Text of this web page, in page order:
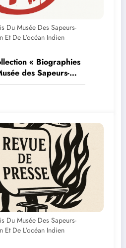
Du Musée Des Sapeurs-
Et De L'océan Indien
« Biographies
des Sapeurs-
et de l’Océan
Du Musée Des Sapeurs-
Et De L'océan Indien